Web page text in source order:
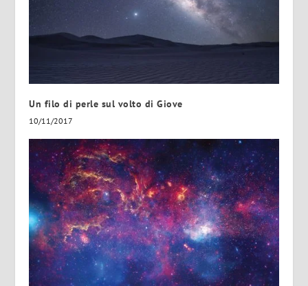
Un filo di perle sul volto di Giove
10/11/2017